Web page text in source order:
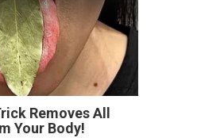
Removes All
Your Body!